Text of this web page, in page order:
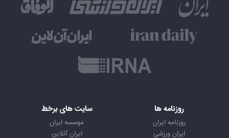
روزنامه ها
روزنامه ایران
ایران ورزشی
سایت های برخط
موسسه ایران
ایران آنلاین